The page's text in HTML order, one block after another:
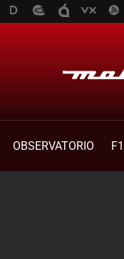
OBSERVATORIO F1